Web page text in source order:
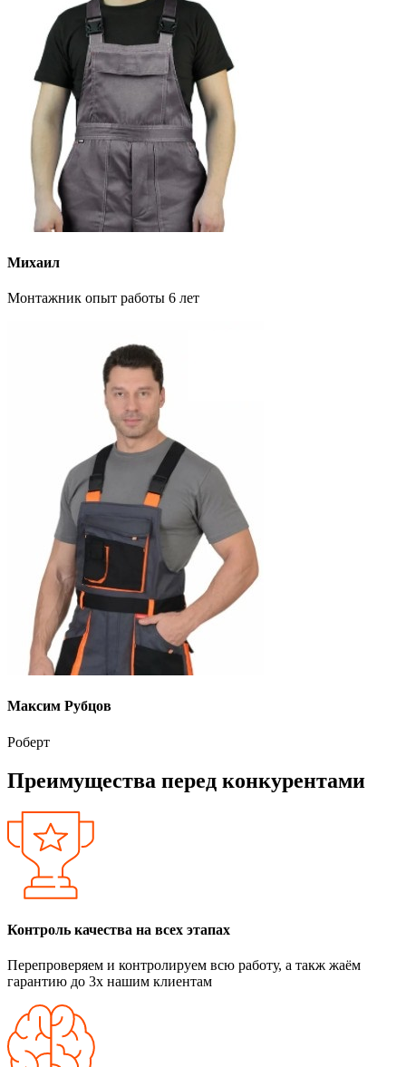
Михаил
Монтажник опыт работы 6 лет
Максим Рубцов
Роберт
Преимущества перед конкурентами
Контроль качества на всех этапах
Перепроверяем и контролируем всю работу, а такж жаём
гарантию до 3х нашим клиентам